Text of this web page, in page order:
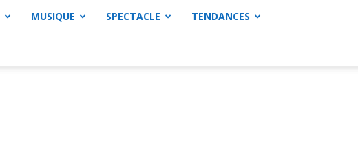
MUSIQUE SPECTACLE TENDANCES